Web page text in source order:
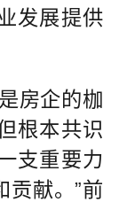
发展提供
房企的枷
根本共识
支重要力
贡献。”前